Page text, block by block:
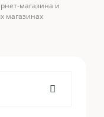
магазина и
магазинах